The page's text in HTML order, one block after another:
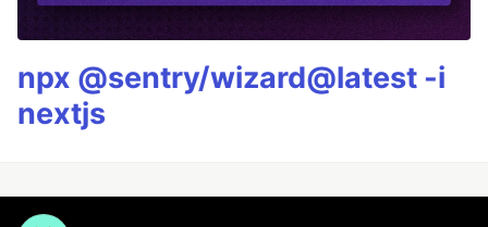
npx @sentry/wizard@latest -i
nextjs